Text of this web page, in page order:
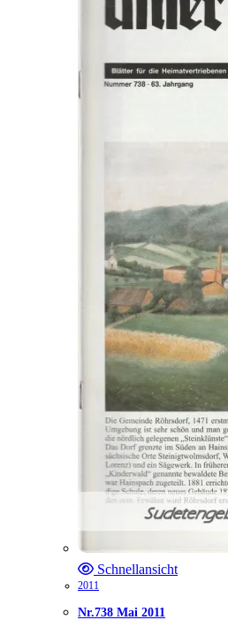
Schnellansicht
2011
Nr.738 Mai 2011